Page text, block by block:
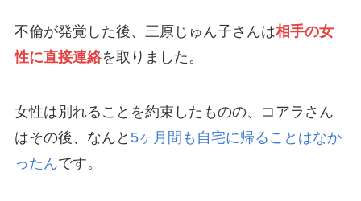
不倫が発覚した後、三原じゅん子さんは相手の女
性に直接連絡を取りました。
女性は別れることを約束したものの、コアラさん
はその後、なんと 5ヶ月間も自宅に帰ることはなか
ったんです。